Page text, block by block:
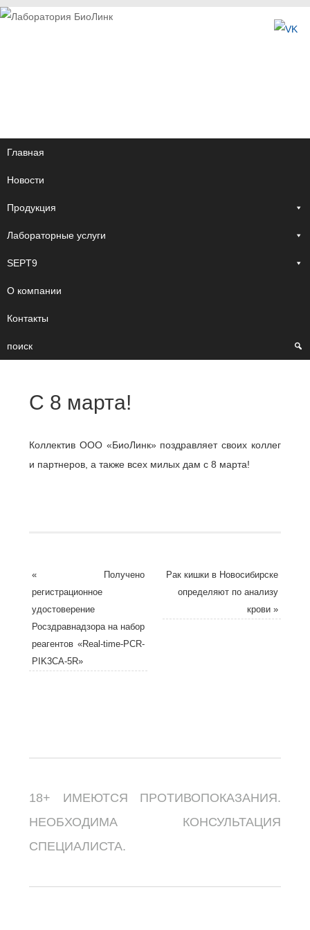
Главная
Новости
Продукция
Лабораторные услуги
SEPT9
О компании
Контакты
поиск
C 8 марта!
Коллектив ООО «БиоЛинк» поздравляет своих коллег
и партнеров, а также всех милых дам с 8 марта!
«Получено
регистрационное
удостоверение
Росздравнадзора на набор
реагентов «Real-time-PCR-
PIK3CA-5R»
Рак кишки в Новосибирске
определяют по анализу
крови»
18+ ИМЕЮТСЯ ПРОТИВОПОКАЗАНИЯ.
НЕОБХОДИМА КОНСУЛЬТАЦИЯ
СПЕЦИАЛИСТА.